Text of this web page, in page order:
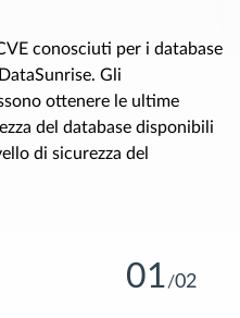
conosciuti per i database
Gli
ottenere le ultime
del database disponibili
di sicurezza del
01/02